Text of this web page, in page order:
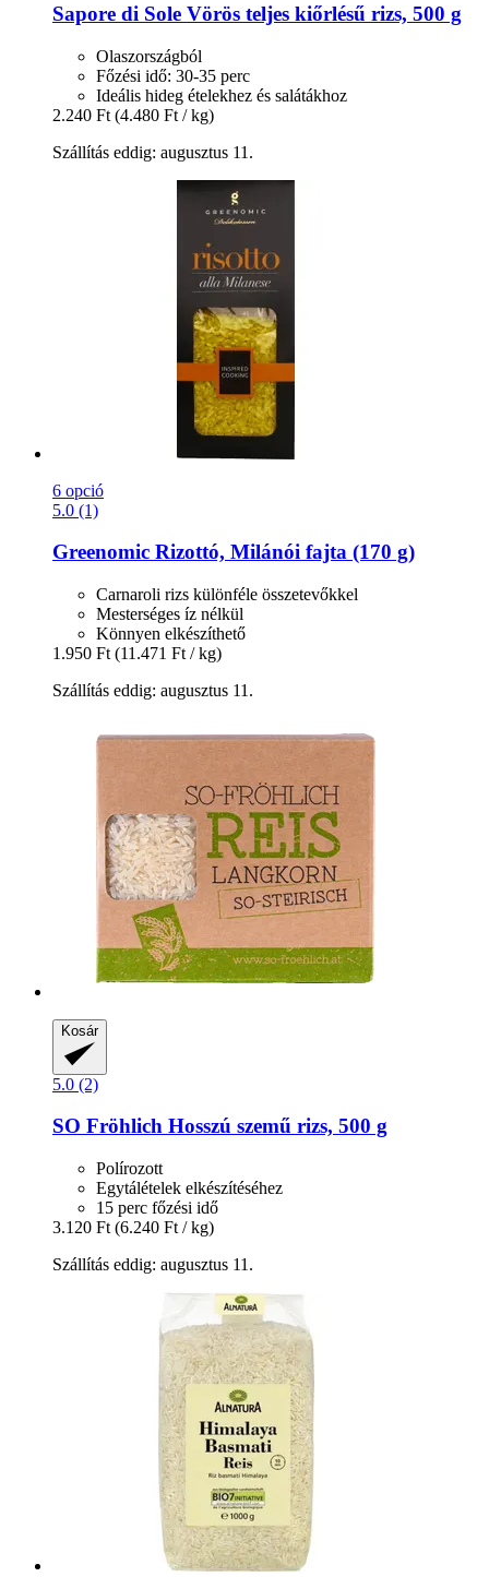
Sapore di Sole Vörös teljes kiőrlésű rizs, 500 g
Olaszországból
Főzési idő: 30-35 perc
Ideális hideg ételekhez és salátákhoz
2.240 Ft (4.480 Ft / kg)
Szállítás eddig: augusztus 11.
6 opció
5.0 (1)
Greenomic Rizottó, Milánói fajta (170 g)
Carnaroli rizs különféle összetevőkkel
Mesterséges íz nélkül
Könnyen elkészíthető
1.950 Ft (11.471 Ft / kg)
Szállítás eddig: augusztus 11.
Kosár
5.0 (2)
SO Fröhlich Hosszú szemű rizs, 500 g
Polírozott
Egytálételek elkészítéséhez
15 perc főzési idő
3.120 Ft (6.240 Ft / kg)
Szállítás eddig: augusztus 11.